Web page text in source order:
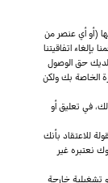
(أو أي عنصر من
اتفاقيتنا
حق الوصول
الخاصة بك ولكن
في تعليق أو
للاعتقاد بأنك
نعتبره غير
تشغيلية خارجة